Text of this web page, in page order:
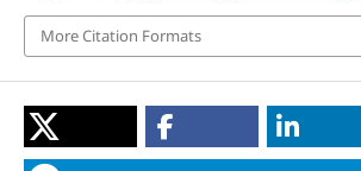
More Citation Formats